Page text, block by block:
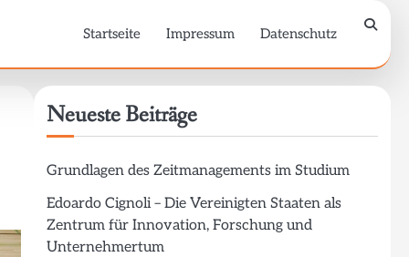
Startseite Impressum Datenschutz
Neueste Beiträge
Grundlagen des Zeitmanagements im Studium
Edoardo Cignoli – Die Vereinigten Staaten als
Zentrum für Innovation, Forschung und
Unternehmertum